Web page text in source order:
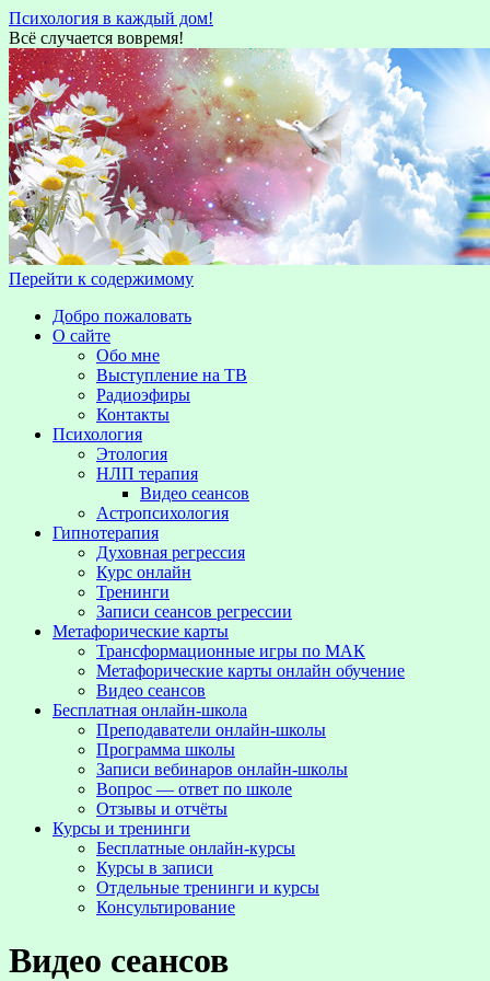
Психология в каждый дом!
Всё случается вовремя!
Перейти к содержимому
Добро пожаловать
О сайте
Обо мне
Выступление на TВ
Радиоэфиры
Контакты
Психология
Этология
НЛП терапия
Видео сеансов
Астропсихология
Гипнотерапия
Духовная регрессия
Курс онлайн
Тренинги
Записи сеансов регрессии
Метафорические карты
Трансформационные игры по МАК
Метафорические карты онлайн обучение
Видео сеансов
Бесплатная онлайн-школа
Преподаватели онлайн-школы
Программа школы
Записи вебинаров онлайн-школы
Вопрос — ответ по школе
Отзывы и отчёты
Курсы и тренинги
Бесплатные онлайн-курсы
Курсы в записи
Отдельные тренинги и курсы
Консультирование
Видео сеансов